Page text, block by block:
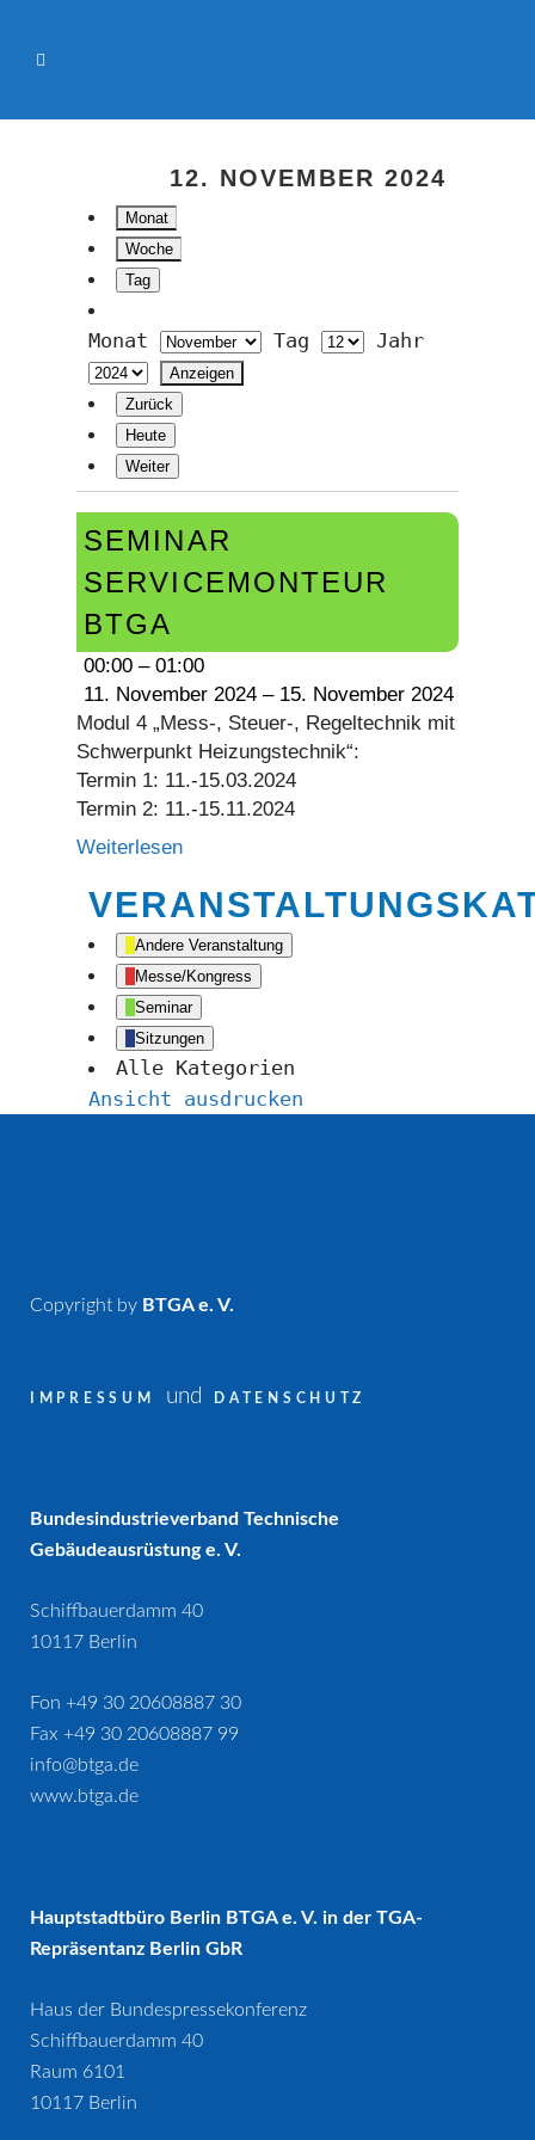
12. NOVEMBER 2024
Monat
Woche
Tag
Monat Tag Jahr
Zurück
Heute
Weiter
Servicemonteur
BTGA
SEMINAR
SERVICEMONTEUR
BTGA
00:00 – 01:00
11. November 2024 – 15. November 2024
Modul 4 „Mess-, Steuer-, Regeltechnik mit
Schwerpunkt Heizungstechnik“:
Termin 1: 11.-15.03.2024
Termin 2: 11.-15.11.2024
Weiterlesen
Andere Veranstaltung
Messe/Kongress
Seminar
Sitzungen
Alle Kategorien
Ansicht ausdrucken
Copyright by BTGA e. V.
IMPRESSUM und DATENSCHUTZ
Bundesindustrieverband Technische
Gebäudeausrüstung e. V.
Schiffbauerdamm 40
10117 Berlin
Fon +49 30 20608887 30
Fax +49 30 20608887 99
info@btga.de
www.btga.de
Hauptstadtbüro Berlin BTGA e. V. in der TGA-
Repräsentanz Berlin GbR
Haus der Bundespressekonferenz
Schiffbauerdamm 40
Raum 6101
10117 Berlin